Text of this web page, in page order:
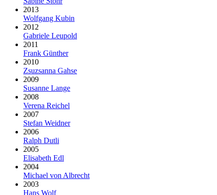
2013
Wolfgang Kubin
2012
Gabriele Leupold
2011
Frank Günther
2010
Zsuzsanna Gahse
2009
Susanne Lange
2008
Verena Reichel
2007
Stefan Weidner
2006
Ralph Dutli
2005
Elisabeth Edl
2004
Michael von Albrecht
2003
Hans Wolf